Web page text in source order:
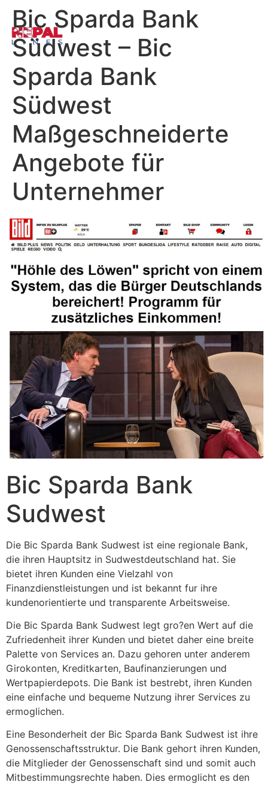
Bic Sparda Bank
Südwest – Bic
Sparda Bank
Südwest
Maßgeschneiderte
Angebote für
Unternehmer
Bic Sparda Bank
Sudwest
Die Bic Sparda Bank Sudwest ist eine regionale Bank,
die ihren Hauptsitz in Sudwestdeutschland hat. Sie
bietet ihren Kunden eine Vielzahl von
Finanzdienstleistungen und ist bekannt fur ihre
kundenorientierte und transparente Arbeitsweise.
Die Bic Sparda Bank Sudwest legt gro?en Wert auf die
Zufriedenheit ihrer Kunden und bietet daher eine breite
Palette von Services an. Dazu gehoren unter anderem
Girokonten, Kreditkarten, Baufinanzierungen und
Wertpapierdepots. Die Bank ist bestrebt, ihren Kunden
eine einfache und bequeme Nutzung ihrer Services zu
ermoglichen.
Eine Besonderheit der Bic Sparda Bank Sudwest ist ihre
Genossenschaftsstruktur. Die Bank gehort ihren Kunden,
die Mitglieder der Genossenschaft sind und somit auch
Mitbestimmungsrechte haben. Dies ermoglicht es den